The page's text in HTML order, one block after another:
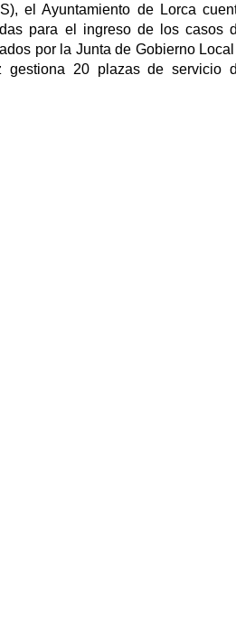
el Ayuntamiento de Lorca
para el ingreso de los casos
por la Junta de Gobierno
gestiona 20 plazas de servicio